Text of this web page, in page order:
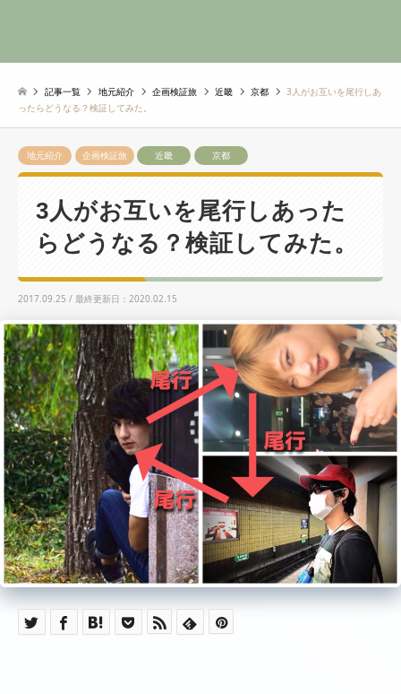
記事一覧 地元紹介 企画検証旅 近畿 京都
3人がお互いを尾行しあ
ったらどうなる？検証してみた。
地元紹介 企画検証旅 近畿 京都
3人がお互いを尾行しあった
らどうなる？検証してみた。
2017.09.25 / 最終更新日：2020.02.15